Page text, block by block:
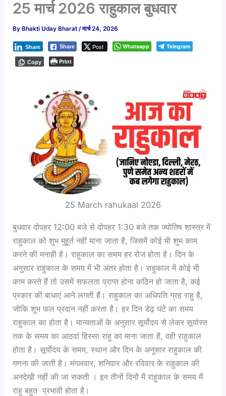
25 मार्च 2026 राहुकाल बुधवार
By Bhakti Uday Bharat/मार्च 24, 2026
Share Post
Share Whatsapp Telegram
Copy Print
25 March rahukaal 2026
बुधवार दोपहर 12:00 बजे से दोपहर 1:30 बजे तक ज्योतिष शास्त्र में
राहुकाल को शुभ मुहूर्त नहीं माना जाता है, जिसमें कोई भी शुभ काम
करने की मनाही है। राहुकाल का समय हर रोज होता है। दिन के
अनुसार राहुकाल के समय में भी अंतर होता है। राहुकाल में कोई भी
काम करते हैं तो उसमें सफलता प्राप्त होना कठिन हो जाता है, कई
प्रकार की बाधाएं आने लगती हैं। राहुकाल का अधिपति ग्रह राहु है,
जोकि शुभ फल प्रदान नहीं करता है। हर दिन डेढ़ घंटे का समय
राहुकाल का होता है। मान्यताओं के अनुसार सूर्योदय से लेकर सूर्यास्त
तक के समय का आठवां हिस्सा राहु का माना जाता है, वही राहुकाल
होता है। सूर्योदय के समय, स्थान और दिन के अनुसार राहुकाल की
गणना की जाती है। मंगलवार, शनिवार और रविवार के राहुकाल की
अनदेखी नहीं की जा सकती । इन तीनों दिनों में राहुकाल के समय में
राहु बहुत प्रभावी होता है।